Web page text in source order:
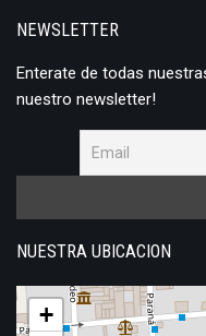
NEWSLETTER
Enterate de todas
nuestro newsletter!
NUESTRA UBICACION
+